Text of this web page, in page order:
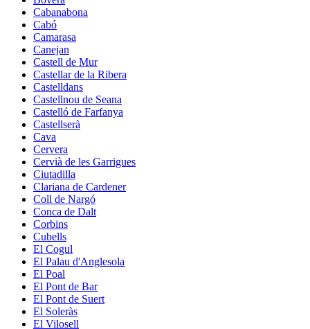
Cabanabona
Cabó
Camarasa
Canejan
Castell de Mur
Castellar de la Ribera
Castelldans
Castellnou de Seana
Castelló de Farfanya
Castellserà
Cava
Cervera
Cervià de les Garrigues
Ciutadilla
Clariana de Cardener
Coll de Nargó
Conca de Dalt
Corbins
Cubells
El Cogul
El Palau d'Anglesola
El Poal
El Pont de Bar
El Pont de Suert
El Soleràs
El Vilosell